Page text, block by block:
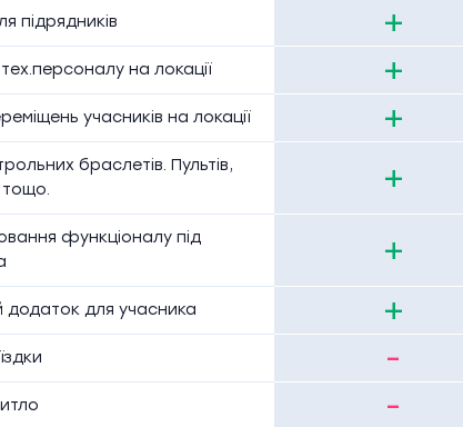
підрядників +
на локації +
учасників на локації +
браслетів. Пультів,
+
функціоналу під
+
додаток для учасника +
-
-